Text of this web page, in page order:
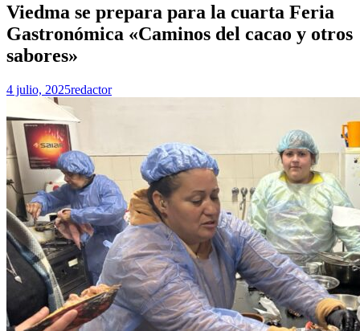
Viedma se prepara para la cuarta Feria
Gastronómica «Caminos del cacao y otros
sabores»
4 julio, 2025redactor